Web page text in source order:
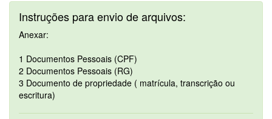
Instruções para envio de arquivos:
Anexar:
1 Documentos Pessoais (CPF)
2 Documentos Pessoais (RG)
3 Documento de propriedade ( matrícula, transcrição ou
escritura)